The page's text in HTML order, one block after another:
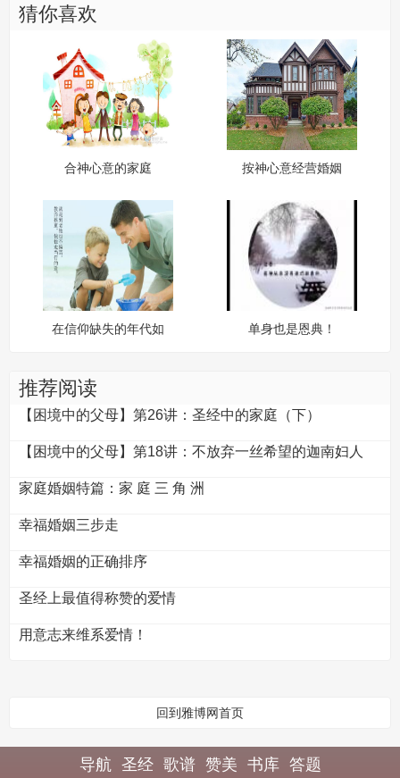
猜你喜欢
合神心意的家庭
按神心意经营婚姻
在信仰缺失的年代如
单身也是恩典！
推荐阅读
【困境中的父母】第26讲：圣经中的家庭（下）
【困境中的父母】第18讲：不放弃一丝希望的迦南妇人
家庭婚姻特篇：家 庭 三 角 洲
幸福婚姻三步走
幸福婚姻的正确排序
圣经上最值得称赞的爱情
用意志来维系爱情！
回到雅博网首页
导航 圣经 歌谱 赞美 书库 答题